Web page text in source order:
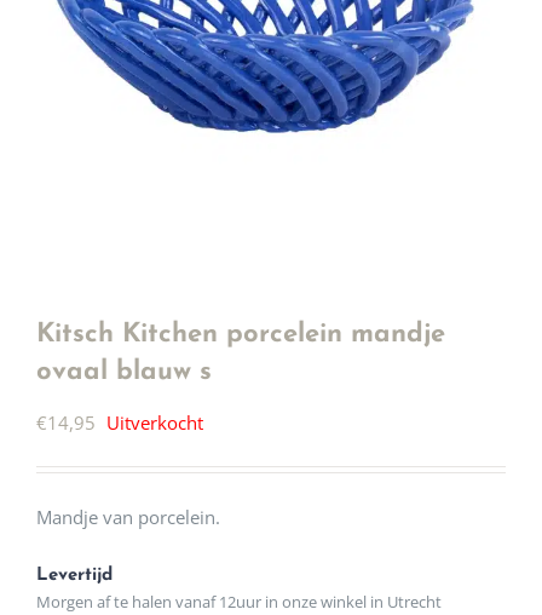
Kitsch Kitchen porcelein mandje
ovaal blauw s
€14,95 Uitverkocht
Mandje van porcelein.
Levertijd
Morgen af te halen vanaf 12uur in onze winkel in Utrecht